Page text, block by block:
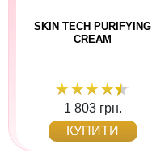
SKIN TECH PURIFYING
CREAM
1 803 грн.
КУПИТИ